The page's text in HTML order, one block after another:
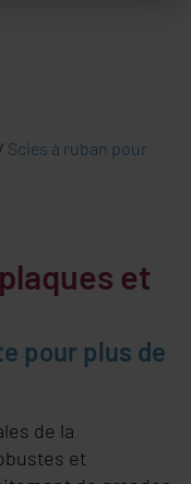
/ Scies à ruban pour
et
pour plus de
de la
et